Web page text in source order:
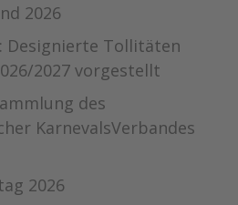
2026
Designierte Tollitäten
2027 vorgestellt
des
KarnevalsVerbandes
2026